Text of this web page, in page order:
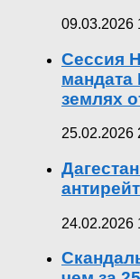
09.03.2026
Сессия
мандата
землях
25.02.2026
24.02.2026